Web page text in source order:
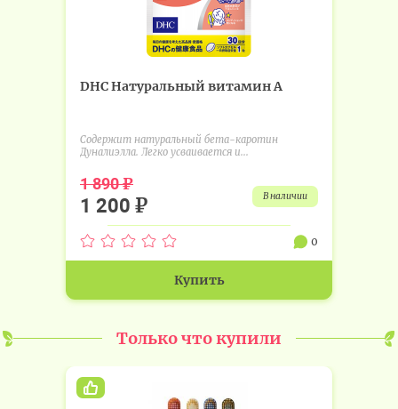
DHC Натуральный витамин А
Содержит натуральный бета-каротин
Дуналиэлла. Легко усваивается и...
1 890₽
1 200 ₽ в наличии
0
Купить
Только что купили